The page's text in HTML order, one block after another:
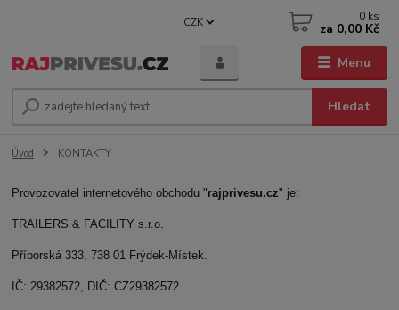
Menu
CZK
Hledat
0 ks
za 0,00 Kč
Úvod KONTAKTY
Provozovatel internetového obchodu "rajprivesu.cz" je:
TRAILERS & FACILITY s.r.o.
Příborská 333,738 01 Frýdek-Místek.
IČ: 29382572, DIČ: CZ29382572